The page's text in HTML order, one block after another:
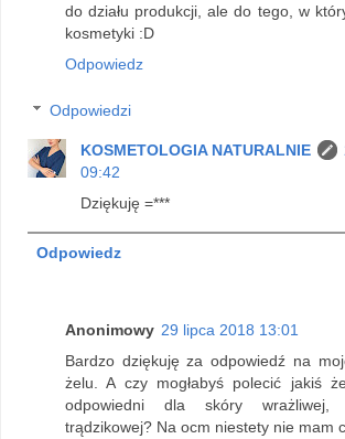
do działu produkcji, ale do tego, w
kosmetyki :D
Odpowiedz
Odpowiedzi
KOSMETOLOGIA NATURALNIE
09:42
Dziękuję =***
Odpowiedz
Anonimowy 29 lipca 2018 13:01
Bardzo dziękuję za odpowiedź na
żelu. A czy mogłabyś polecić jakiś
odpowiedni dla skóry wrażliwej,
trądzikowej? Na ocm niestety nie mam